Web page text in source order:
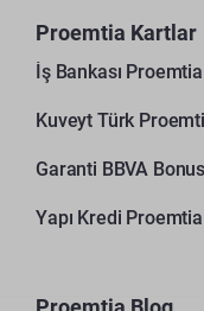
Proemtia Kartlar
İş Bankası
Kuveyt Türk
Garanti BBVA
Yapı Kredi